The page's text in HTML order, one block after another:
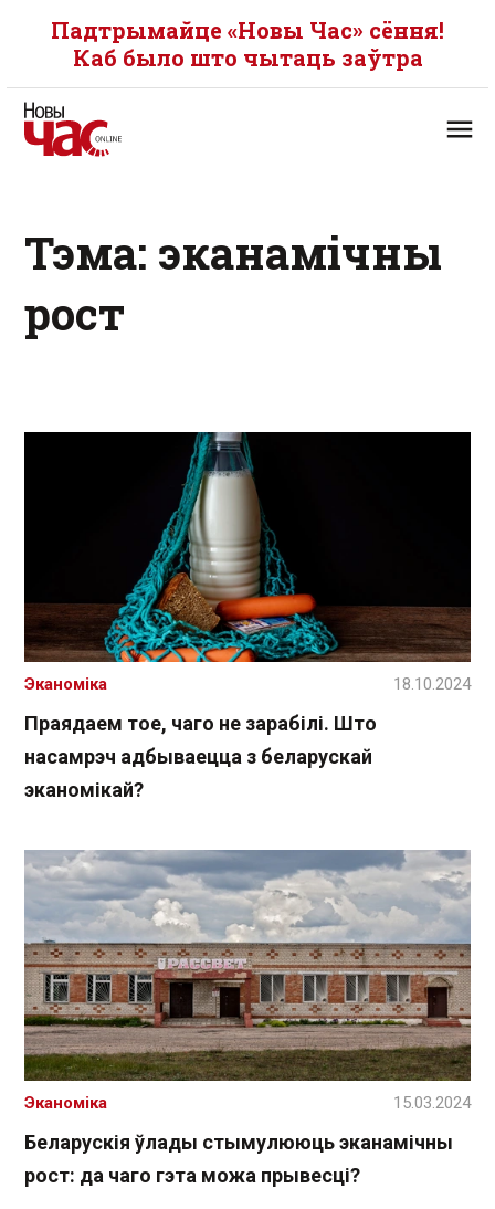
Падтрымайце «Новы Час» сёння!
Каб было што чытаць заўтра
Тэма: эканамічны
рост
Праядаем тое, чаго не зарабілі. Што
насамрэч адбываецца з беларускай
эканомікай?
Эканоміка 18.10.2024
Беларускія ўлады стымулююць эканамічны
рост: да чаго гэта можа прывесці?
Эканоміка 15.03.2024